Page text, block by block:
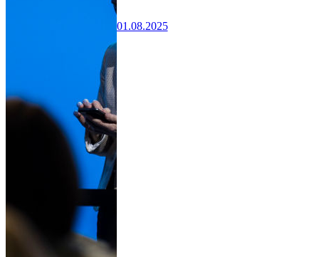
01.08.2025